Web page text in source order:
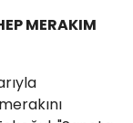
MERAKIM